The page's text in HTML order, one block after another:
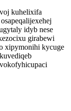
kuhelixifa
idyb nese
girabewi
xipymonihi kycuge